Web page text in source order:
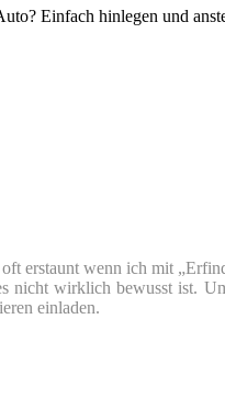
Einfach hinlegen und
erstaunt wenn ich mit
nicht wirklich bewusst ist.
einladen.